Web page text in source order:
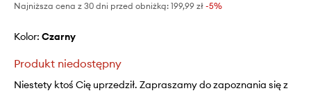
Najniższa cena z 30 dni przed obniżką: 199,99 zł -5%
Kolor: czarny
Produkt niedostępny
Niestety ktoś Cię uprzedził. Zapraszamy do zapoznania się z